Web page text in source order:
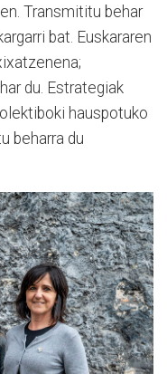
Transmititu behar
bat. Euskararen
du. Estrategiak
hauspotuko
beharra du